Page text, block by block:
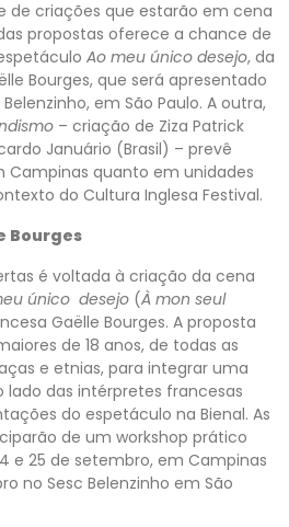
criações que estarão em cena
propostas oferece a chance de
Ao meu único desejo, da
Bourges, que será apresentado
em São Paulo. A outra,
– criação de Ziza Patrick
Januário (Brasil) – prevê
quanto em unidades
do Cultura Inglesa Festival.
Bourges
é voltada à criação da cena
único desejo (À mon seul
Gaëlle Bourges. A proposta
de 18 anos, de todas as
e etnias, para integrar uma
das intérpretes francesas
do espetáculo na Bienal. As
de um workshop prático
e 25 de setembro, em Campinas
no Sesc Belenzinho em São